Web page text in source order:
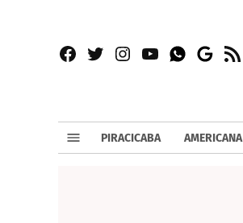
Facebook
TwitterInstagram
YouTubeWhatsapp
Google
RSS
PIRACICABA AMERICANA